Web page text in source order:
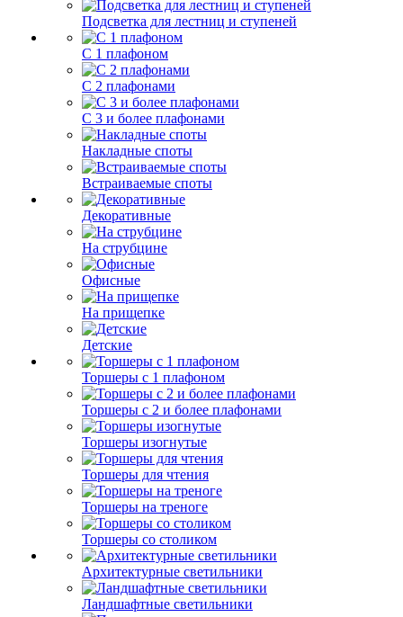
Подсветка для лестниц и ступеней
С 1 плафоном
С 2 плафонами
С 3 и более плафонами
Накладные споты
Встраиваемые споты
Декоративные
На струбцине
Офисные
На прищепке
Детские
Торшеры с 1 плафоном
Торшеры с 2 и более плафонами
Торшеры изогнутые
Торшеры для чтения
Торшеры на треноге
Торшеры со столиком
Архитектурные светильники
Ландшафтные светильники